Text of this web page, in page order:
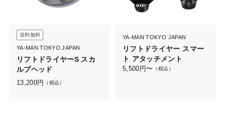
送料無料
YA-MAN TOKYO JAPAN
リフトドライヤーS スカ
ルプヘッド
13,200円 （税込）
YA-MAN TOKYO JAPAN
リフトドライヤー スマー
ト アタッチメント
5,500 円〜 （税込）